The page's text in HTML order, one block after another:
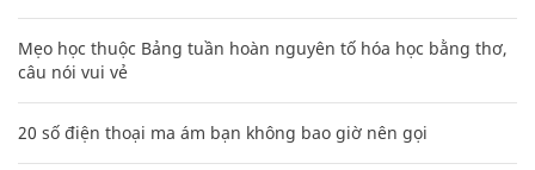
Mẹo học thuộc Bảng tuần hoàn nguyên tố hóa học bằng thơ,
câu nói vui vẻ
20 số điện thoại ma ám bạn không bao giờ nên gọi